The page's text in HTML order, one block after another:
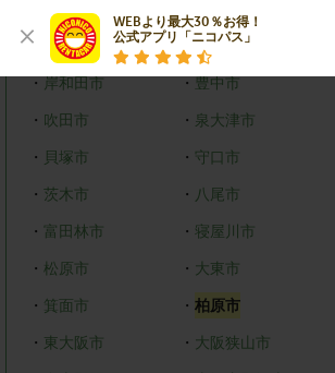
WEBより最大30％お得！
公式アプリ「ニコパス」
その他市区町村
・ 岸和田市 ・ 豊中市
・ 吹田市 ・ 泉大津市
・ 貝塚市 ・ 守口市
・ 茨木市 ・ 八尾市
・ 富田林市 ・ 寝屋川市
・ 松原市 ・ 大東市
・ 箕面市 ・ 柏原市
・ 東大阪市 ・ 大阪狭山市